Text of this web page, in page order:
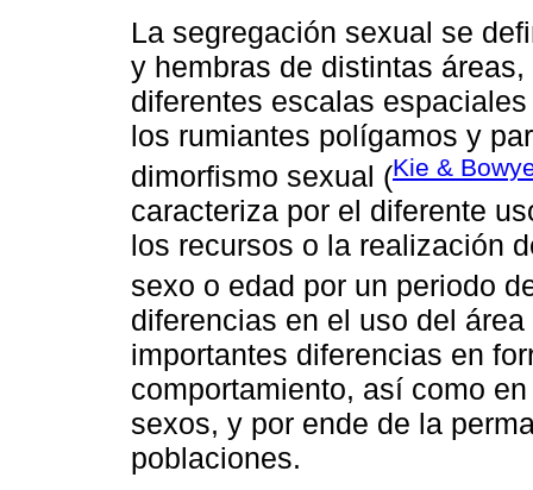
La segregación sexual se
y hembras de distintas
diferentes escalas
los rumiantes polígamos y
dimorfismo sexual (Kie &
caracteriza por el diferente
los recursos o la realización
sexo o edad por un periodo
diferencias en el uso del
importantes diferencias en
comportamiento, así como
sexos, y por ende de la
poblaciones.